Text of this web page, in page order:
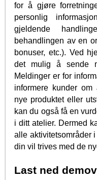
for å gjøre
personlig
gjeldende
behandlingen av en
bonuser, etc.). Ved
det mulig å sende
Meldinger er for
informere kunder
nye produktet eller
kan du også få en
i ditt atelier. Dermed
alle aktivitetsområder
din vil trives med de
Last ned